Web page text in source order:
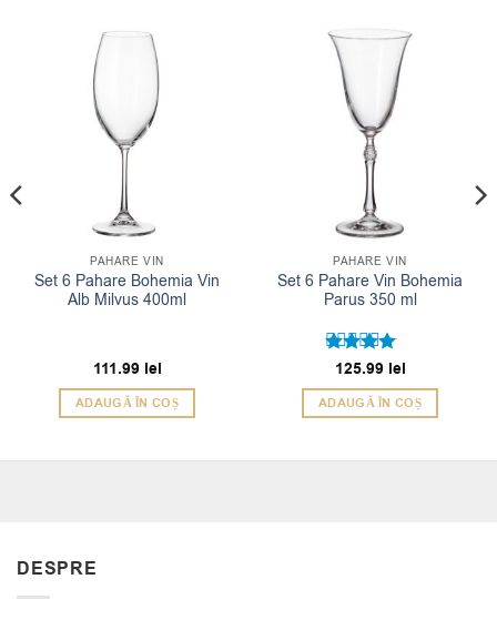
PAHARE VIN
Set 6 Pahare Bohemia Vin
Alb Milvus 400ml
111.99 lei
ADAUGĂ ÎN COȘ
PAHARE VIN
Set 6 Pahare Vin Bohemia
Parus 350 ml
Evaluat
la4din
5
125.99 lei
ADAUGĂ ÎN COȘ
DESPRE